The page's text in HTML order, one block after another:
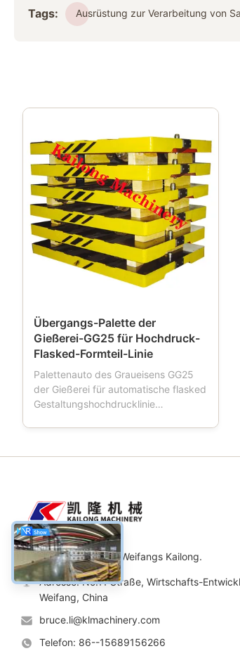
Tags: Ausrüstung zur Verarbeitung von
Übergangs-Palette der
Gießerei-GG25 für Hochdruck-
Flasked-Formteil-Linie
Palettenauto des Graueisens GG25
der Gießerei für automatische flasked
Gestaltungshochdrucklinie
Palettenaut...
Maschinerie Co., Ltd. Weifangs Kailong.
Adresse: No.11 Straße, Wirtschafts-
Weifang, China
bruce.li@klmachinery.com
Telefon: 86--15689156266